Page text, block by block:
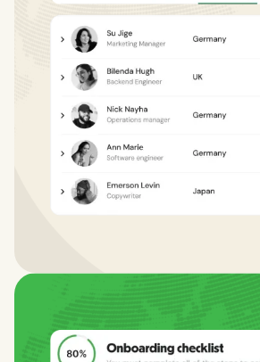
nível global.
Saiba tudo o que você precisa